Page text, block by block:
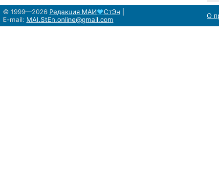
© 1999—2026 Редакция МАИ♥СтЭн
E-mail: MAI.StEn.online@gmail.com О